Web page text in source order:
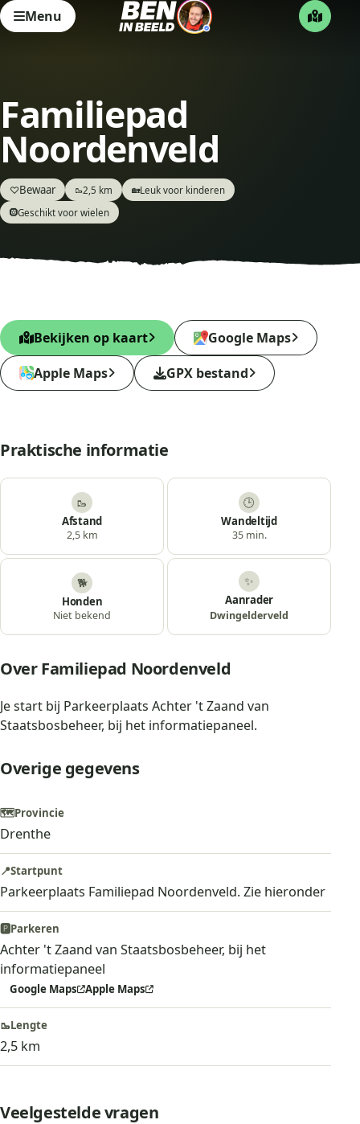
Menu
Familiepad
Noordenveld
♡Bewaar 🥾2,5 km 🏡Leuk voor kinderen
🛞Geschikt voor wielen
Bekijken op kaart
Google Maps
Apple Maps
GPX bestand
Veelgestelde vragen
Praktische informatie
🥾
Afstand
2,5 km
🕒
Wandeltijd
35 min.
🐕
Honden
Niet bekend
✨
Aanrader
Dwingelderveld
Over Familiepad Noordenveld
Je start bij Parkeerplaats Achter 't Zaand van
Staatsbosbeheer, bij het informatiepaneel.
Overige gegevens
🗺️Provincie
Drenthe
📍Startpunt
Parkeerplaats Familiepad Noordenveld. Zie hieronder
🅿️Parkeren
Achter 't Zaand van Staatsbosbeheer, bij het
informatiepaneel
Google Maps Apple Maps
🥾Lengte
2,5 km